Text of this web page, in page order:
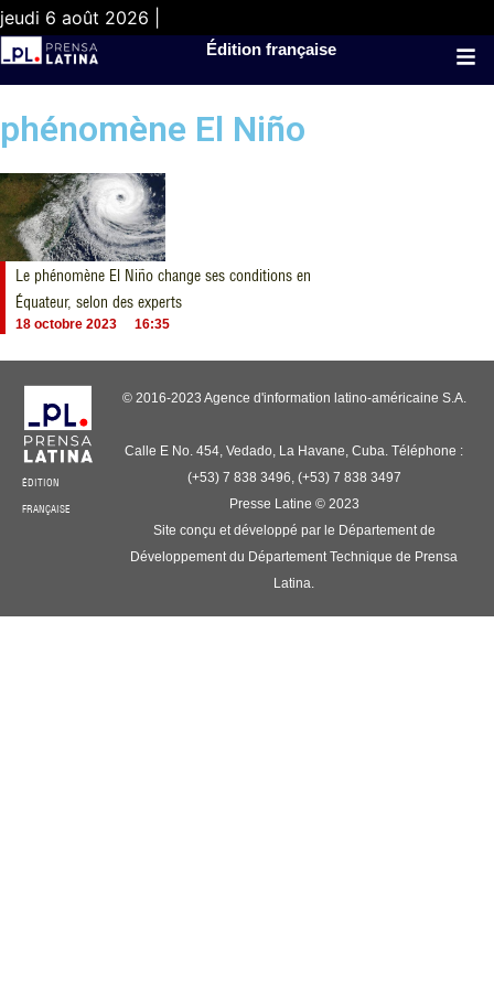
jeudi 6 août 2026 |
Édition française
phénomène El Niño
Le phénomène El Niño change ses conditions en
Équateur, selon des experts
18 octobre 2023 16:35
ÉDITION
FRANÇAISE
© 2016-2023 Agence d'information latino-américaine S.A.
Calle E No. 454, Vedado, La Havane, Cuba. Téléphone :
(+53) 7 838 3496, (+53) 7 838 3497
Presse Latine © 2023
Site conçu et développé par le Département de
Développement du Département Technique de Prensa
Latina.